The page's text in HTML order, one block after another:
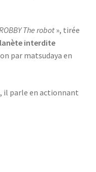
The robot», tirée
interdite
par matsudaya en
il parle en actionnant